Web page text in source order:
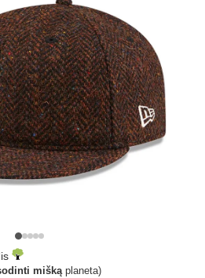
miškąplaneta)